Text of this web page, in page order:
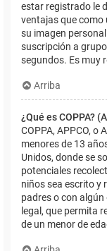
estar registrado le
ventajas que
su imagen
suscripción a
segundos. Es muy
Arriba
¿Qué es COPPA?
COPPA, APPCO, o
menores de 13
Unidos, donde se
potenciales
niños sea escrito y
padres o con
legal, que permita
de un menor de